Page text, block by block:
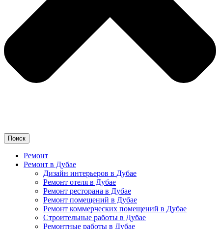
Поиск
Ремонт
Ремонт в Дубае
Дизайн интерьеров в Дубае
Ремонт отеля в Дубае
Ремонт ресторана в Дубае
Ремонт помещений в Дубае
Ремонт коммерческих помещений в Дубае
Строительные работы в Дубае
Ремонтные работы в Дубае